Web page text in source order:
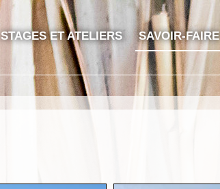
STAGES ET ATELIERS SAVOIR-FAIRE